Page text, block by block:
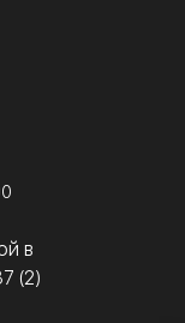
в
(2)